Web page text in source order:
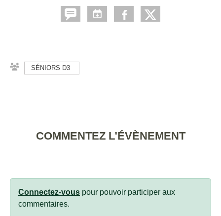
SÉNIORS D3
COMMENTEZ L’ÉVÈNEMENT
Connectez-vous pour pouvoir participer aux
commentaires.